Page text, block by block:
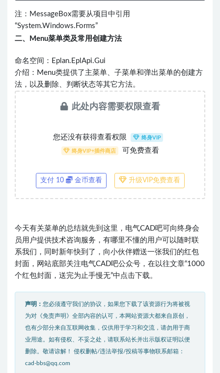
注：MessageBox需要从项目中引用
“System.Windows.Forms”
二、Menu菜单类及常用创建方法
命名空间：Eplan.EplApi.Gui
介绍：Menu类提供了主菜单、子菜单和弹出菜单的创建方
法，以及删除、判断状态等其它方法。
此处内容需要权限查看
您还没有获得查看权限 终身VIP
终身VIP+插件商店 可免费查看
支付 10 金币查看 升级VIP免费查看
今天有关菜单的总结就先到这里，电气CAD吧可向终身会
员用户提供技术咨询服务，有哪里不懂的用户可以随时联
系我们，同时新年快到了，向小伙伴赠送一张我们的红包
封面，网站底部关注电气CAD吧公众号，在以往文章“1000
个红包封面，送完为止手慢无”中点击下载。
声明： 您必须遵守我们的协议，如果您下载了该资源行为将被视
为对《免责声明》全部内容的认可，本网站资源大都来自原创，
也有少部分来自互联网收集，仅供用于学习和交流，请勿用于商
业用途。如有侵权、不妥之处，请联系站长并出示版权证明以便
删除。敬请谅解！ 侵权删帖/违法举报/投稿等事物联系邮箱：
cad-bbs@qq.com